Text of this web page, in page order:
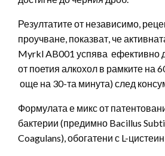
Резултатите от независимо,
проучване, показват, че
Myrkl AB001 успява ефективно
от поетия алкохол в рамките на
още на 30-та минута) след
Формулата е микс от
бактерии (предимно Bacillus
Coagulans), обогатени с L-